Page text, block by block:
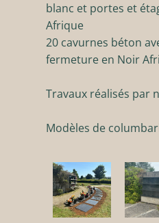
blanc et portes et
Afrique
20 cavurnes béton
fermeture en Noir
Travaux réalisés par
Modèles de